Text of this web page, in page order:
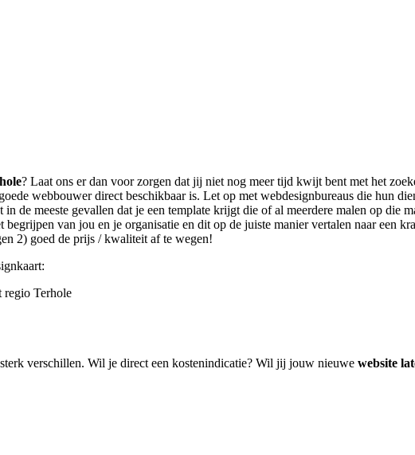
? Laat ons er dan voor zorgen dat jij niet nog meer tijd kwijt bent met het
webbouwer direct beschikbaar is. Let op met webdesignbureaus die hun
de meeste gevallen dat je een template krijgt die of al meerdere malen op die
van jou en je organisatie en dit op de juiste manier vertalen naar een
2) goed de prijs / kwaliteit af te wegen!
regio Terhole
sterk verschillen. Wil je direct een kostenindicatie? Wil jij jouw nieuwe website